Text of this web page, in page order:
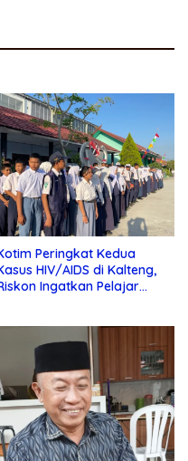
Peringkat Kedua
HIV/AIDS di Kalteng,
Ingatkan Pelajar